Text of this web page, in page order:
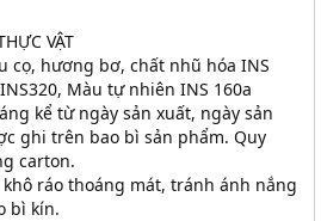
VẬT
cọ, hương bơ, chất nhũ hóa INS
Màu tự nhiên INS 160a
kể từ ngày sản xuất, ngày sản
ghi trên bao bì sản phẩm. Quy
carton.
ráo thoáng mát, tránh ánh nắng
bì kín.